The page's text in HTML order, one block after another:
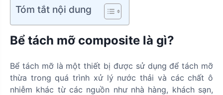
Tóm tắt nội dung
Bể tách mỡ composite là gì?
Bể tách mỡ là một thiết bị được sử dụng để tách mỡ
thừa trong quá trình xử lý nước thải và các chất ô
nhiễm khác từ các nguồn như nhà hàng, khách sạn,